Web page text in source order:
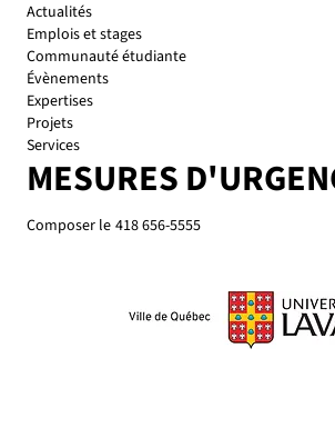
Actualités
Emplois et stages
Communauté étudiante
Évènements
Expertises
Projets
Services
MESURES
Composer le 418 656-5555